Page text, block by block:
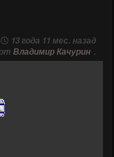
13 года 11 мес. назад
Владимир Качурин .